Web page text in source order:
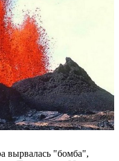
вырвалась "бомба",